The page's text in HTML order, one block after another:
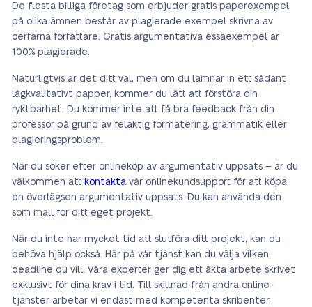
De flesta billiga företag som erbjuder gratis paperexempel
på olika ämnen består av plagierade exempel skrivna av
oerfarna författare. Gratis argumentativa essäexempel är
100% plagierade.
Naturligtvis är det ditt val, men om du lämnar in ett sådant
lågkvalitativt papper, kommer du lätt att förstöra din
ryktbarhet. Du kommer inte att få bra feedback från din
professor på grund av felaktig formatering, grammatik eller
plagieringsproblem.
När du söker efter onlineköp av argumentativ uppsats – är du
välkommen att kontakta vår onlinekundsupport för att köpa
en överlägsen argumentativ uppsats. Du kan använda den
som mall för ditt eget projekt.
När du inte har mycket tid att slutföra ditt projekt, kan du
behöva hjälp också. Här på vår tjänst kan du välja vilken
deadline du vill. Våra experter ger dig ett äkta arbete skrivet
exklusivt för dina krav i tid. Till skillnad från andra online-
tjänster arbetar vi endast med kompetenta skribenter,